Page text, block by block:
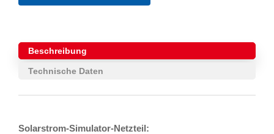
Beschreibung
Technische Daten
Solarstrom-Simulator-Netzteil: